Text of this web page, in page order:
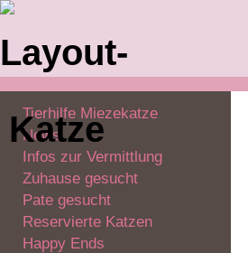
Tierhilfe Miezekatze
News
Infos zur Vermittlung
Zuhause gesucht
Pate gesucht
Reservierte Katzen
Happy Ends